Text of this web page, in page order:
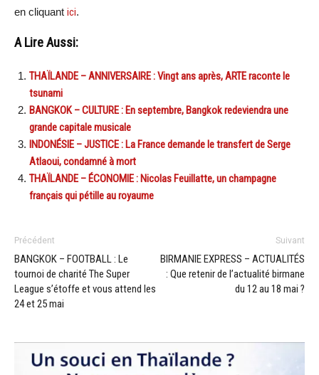
en cliquant ici.
A Lire Aussi:
THAÏLANDE – ANNIVERSAIRE : Vingt ans après, ARTE raconte le
tsunami
BANGKOK – CULTURE : En septembre, Bangkok redeviendra une
grande capitale musicale
INDONÉSIE – JUSTICE : La France demande le transfert de Serge
Atlaoui, condamné à mort
THAÏLANDE – ÉCONOMIE : Nicolas Feuillatte, un champagne
français qui pétille au royaume
Précédent
BANGKOK – FOOTBALL : Le
tournoi de charité The Super
League s’étoffe et vous attend les
24 et 25 mai
Suivant
BIRMANIE EXPRESS – ACTUALITÉS
: Que retenir de l’actualité birmane
du 12 au 18 mai ?